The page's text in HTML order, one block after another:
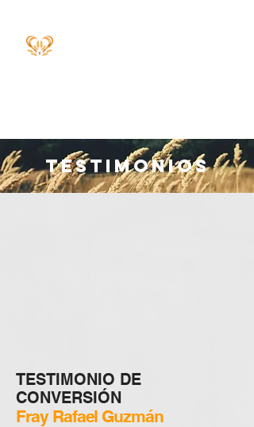
TESTIMONIOS
TESTIMONIO DE
CONVERSIÓN
Fray Rafael Guzmán